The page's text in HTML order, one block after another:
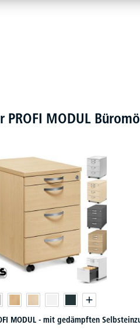
MODUL
MODUL - mit gedämpften